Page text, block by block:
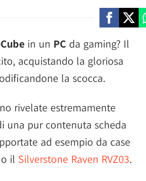
in un PC da gaming? Il
acquistando la gloriosa
la scocca.
rivelate estremamente
una pur contenuta scheda
ad esempio da case
o il Silverstone Raven RVZ03.